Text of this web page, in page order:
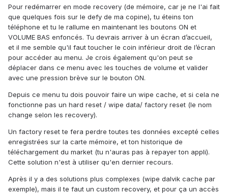
Pour redémarrer en mode recovery (de mémoire, car je ne l'ai fait
que quelques fois sur le defy de ma copine), tu éteins ton
téléphone et tu le rallume en maintenant les boutons ON et
VOLUME BAS enfoncés. Tu devrais arriver à un écran d’accueil,
et il me semble qu'il faut toucher le coin inférieur droit de l’écran
pour accéder au menu. Je crois également qu'on peut se
déplacer dans ce menu avec les touches de volume et valider
avec une pression brève sur le bouton ON.
Depuis ce menu tu dois pouvoir faire un wipe cache, et si cela ne
fonctionne pas un hard reset / wipe data/ factory reset (le nom
change selon les recovery).
Un factory reset te fera perdre toutes tes données excepté celles
enregistrées sur la carte mémoire, et ton historique de
téléchargement du market (tu n'auras pas à repayer ton appli).
Cette solution n'est à utiliser qu'en dernier recours.
Après il y a des solutions plus complexes (wipe dalvik cache par
exemple), mais il te faut un custom recovery, et pour ça un accès